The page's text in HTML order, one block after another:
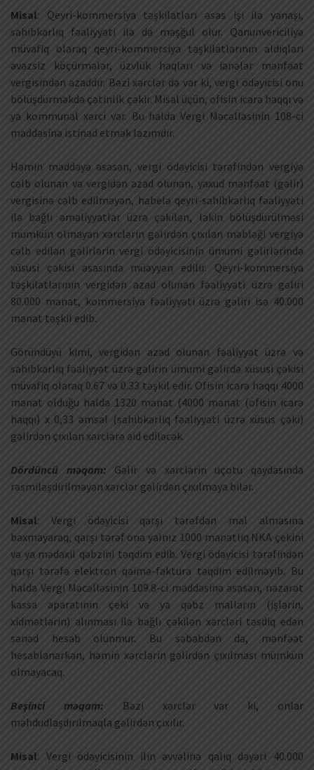
Misal: Qeyri-kommersiya təşkilatları əsas işi ilə yanaşı,
sahibkarlıq fəaliyyəti ilə də məşğul olur. Qanunvericiliyə
müvafiq olaraq qeyri-kommersiya təşkilatlarının aldıqları
əvəzsiz köçürmələr, üzvlük haqları və ianələr mənfəət
vergisindən azaddır. Bəzi xərclər də var ki, vergi ödəyicisi onu
bölüşdürməkdə çətinlik çəkir. Misal üçün, ofisin icarə haqqı və
ya kommunal xərci var. Bu halda Vergi Məcəlləsinin 108-ci
maddəsinə istinad etmək lazımdır.
Həmin maddəyə əsasən, vergi ödəyicisi tərəfindən vergiyə
cəlb olunan və vergidən azad olunan, yaxud mənfəət (gəlir)
vergisinə cəlb edilməyən, habelə qeyri-sahibkarlıq fəaliyyəti
ilə bağlı əməliyyatlar üzrə çəkilən, lakin bölüşdürülməsi
mümkün olmayan xərclərin gəlirdən çıxılan məbləği vergiyə
cəlb edilən gəlirlərin vergi ödəyicisinin ümumi gəlirlərində
xüsusi çəkisi əsasında müəyyən edilir. Qeyri-kommersiya
təşkilatlarının vergidən azad olunan fəaliyyəti üzrə gəliri
80.000 manat, kommersiya fəaliyyəti üzrə gəliri isə 40.000
manat təşkil edib.
Göründüyü kimi, vergidən azad olunan fəaliyyət üzrə və
sahibkarlıq fəaliyyət üzrə gəlirin ümumi gəlirdə xüsusi çəkisi
müvafiq olaraq 0.67 və 0.33 təşkil edir. Ofisin icarə haqqı 4000
manat olduğu halda 1320 manat (4000 manat (ofisin icarə
haqqı) x 0,33 əmsal (sahibkarlıq fəaliyyəti üzrə xüsus çəki)
gəlirdən çıxılan xərclərə aid ediləcək.
Dördüncü məqam: Gəlir və xərclərin uçotu qaydasında
rəsmiləşdirilməyən xərclər gəlirdən çıxılmaya bilər.
Misal: Vergi ödəyicisi qarşı tərəfdən mal almasına
baxmayaraq, qarşı tərəf ona yalnız 1000 manatlıq NKA çekini
və ya mədaxil qəbzini təqdim edib. Vergi ödəyicisi tərəfindən
qarşı tərəfə elektron qaimə-faktura təqdim edilməyib. Bu
halda Vergi Məcəlləsinin 109.8-ci maddəsinə əsasən, nəzarət
kassa aparatının çeki və ya qəbz malların (işlərin,
xidmətlərin) alınması ilə bağlı çəkilən xərcləri təsdiq edən
sənəd hesab olunmur. Bu səbəbdən də, mənfəət
hesablanarkən, həmin xərclərin gəlirdən çıxılması mümkün
olmayacaq.
Beşinci məqam: Bəzi xərclər var ki, onlar
məhdudlaşdırılmaqla gəlirdən çıxılır.
Misal: Vergi ödəyicisinin ilin əvvəlinə qalıq dəyəri 40.000